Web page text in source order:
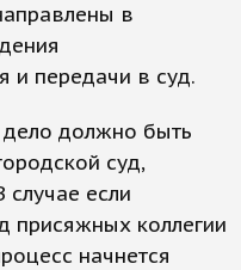
в
и передачи в суд.
должно быть
суд,
если
присяжных коллегии
начнется